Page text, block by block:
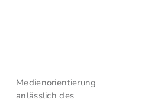
Medienorientierung
anlässlich des